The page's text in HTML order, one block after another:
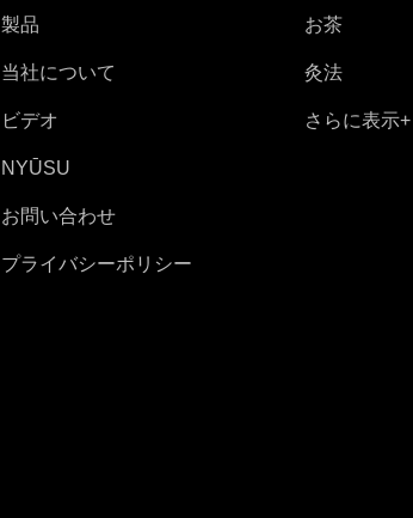
製品
当社について
ビデオ
NYŪSU
お問い合わせ
プライバシーポリシー
お茶
灸法
さらに表示+